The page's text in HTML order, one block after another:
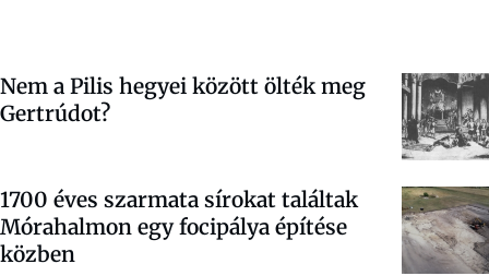
Nem a Pilis hegyei között ölték meg
Gertrúdot?
1700 éves szarmata sírokat találtak
Mórahalmon egy focipálya építése
közben